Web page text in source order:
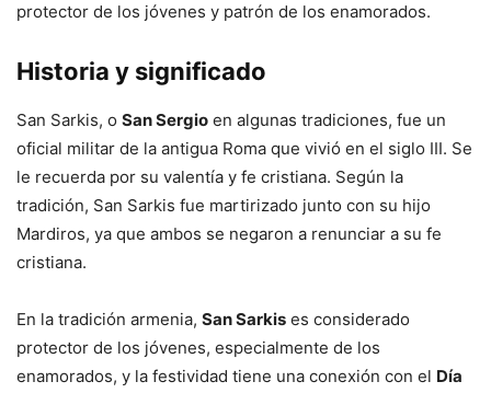
protector de los jóvenes y patrón de los enamorados.
Historia y significado
San Sarkis, o San Sergio en algunas tradiciones, fue un
oficial militar de la antigua Roma que vivió en el siglo III. Se
le recuerda por su valentía y fe cristiana. Según la
tradición, San Sarkis fue martirizado junto con su hijo
Mardiros, ya que ambos se negaron a renunciar a su fe
cristiana.
En la tradición armenia, San Sarkis es considerado
protector de los jóvenes, especialmente de los
enamorados, y la festividad tiene una conexión con el Día